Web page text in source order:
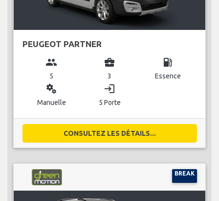
PEUGEOT PARTNER
group
5
business_center
3
local_gas_station
Essence
miscellaneous_services
Manuelle
login
5 Porte
CONSULTEZ LES DÉTAILS...
BREAK